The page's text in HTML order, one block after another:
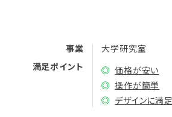
事業
大学研究室
満足ポイント
◎ 価格が安い
◎ 操作が簡単
◎ デザインに満足